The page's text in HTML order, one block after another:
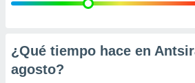
e
mediante
¿Qué tiempo hace en
agosto?